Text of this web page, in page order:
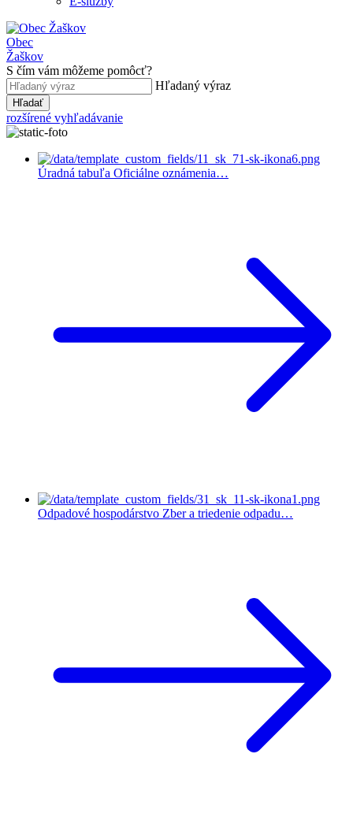
Obec
Žaškov
S čím vám môžeme pomôcť?
Hľadaný výraz
Hľadať
rozšírené vyhľadávanie
Úradná tabuľa Oficiálne oznámenia…
Odpadové hospodárstvo Zber a triedenie odpadu…